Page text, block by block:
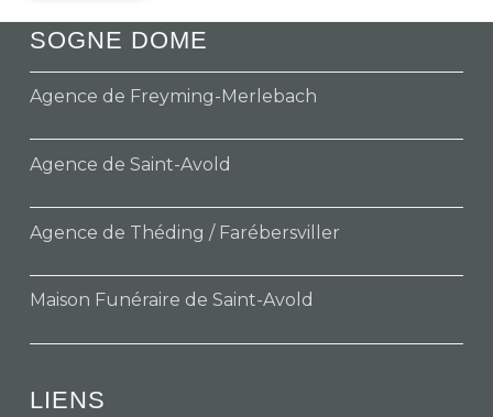
SOGNE DOME
Agence de Freyming-Merlebach
Agence de Saint-Avold
Agence de Théding / Farébersviller
Maison Funéraire de Saint-Avold
LIENS